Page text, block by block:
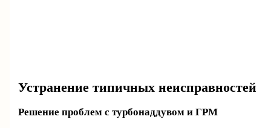
Устранение типичных неисправностей
Решение проблем с турбонаддувом и ГРМ